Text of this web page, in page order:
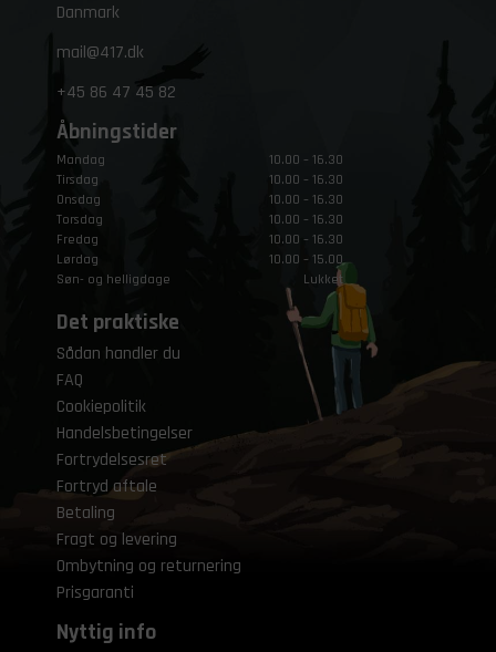
Danmark
mail@417.dk
+45 86 47 45 82
Åbningstider
Mandag
10.00 – 16.30
Tirsdag
10.00 – 16.30
Onsdag
10.00 – 16.30
Torsdag
10.00 – 16.30
Fredag
10.00 – 16.30
Lørdag
10.00 – 15.00
Søn- og helligdage
Lukket
Det praktiske
Sådan handler du
FAQ
Cookiepolitik
Handelsbetingelser
Fortrydelsesret
Fortryd aftale
Betaling
Fragt og levering
Ombytning og returnering
Prisgaranti
Nyttig info